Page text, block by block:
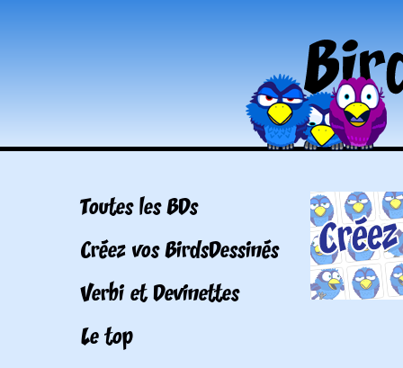
Toutes les BDs
Créez vos BirdsDessinés
Verbi et Devinettes
Le top